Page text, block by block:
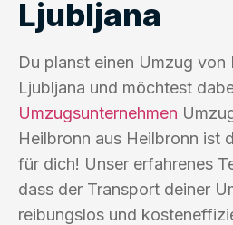
Ljubljana
Du planst einen Umzug von
Ljubljana und möchtest
Umzugsunternehmen
Heilbronn aus Heilbronn ist
für dich! Unser erfahrenes
dass der Transport deiner
reibungslos und